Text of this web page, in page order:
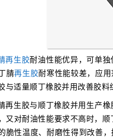
再生胶耐油性能优异，可单
腈再生胶耐寒性能较差，应
与适量顺丁橡胶并用改善胶料
再生胶与顺丁橡胶并用生产
又对耐油性能要求不高时，
脆性温度、耐磨性得到改善